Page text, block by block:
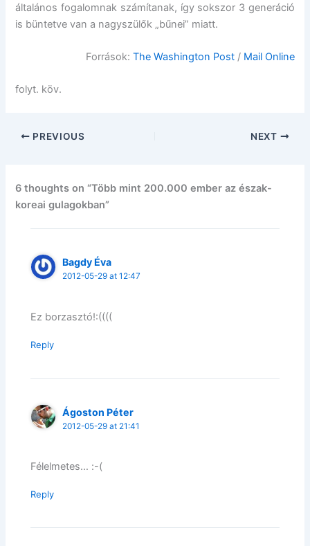
általános fogalomnak számítanak, így sokszor 3 generáció
is büntetve van a nagyszülők „bűnei” miatt.
Források: The Washington Post/ Mail Online
folyt. köv.
PREVIOUS NEXT
6 thoughts on “Több mint 200.000 ember az észak-
koreai gulagokban”
Bagdy Éva
2012-05-29 at 12:47
Ez borzasztó!:((((
Reply
Ágoston Péter
2012-05-29 at 21:41
Félelmetes… :-(
Reply